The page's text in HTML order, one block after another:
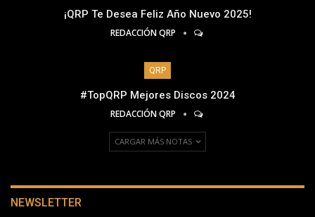
¡QRP Te Desea Feliz Año Nuevo 2025!
REDACCIÓN QRP
QRP
#TopQRP Mejores Discos 2024
REDACCIÓN QRP
CARGAR MÁS NOTAS
NEWSLETTER